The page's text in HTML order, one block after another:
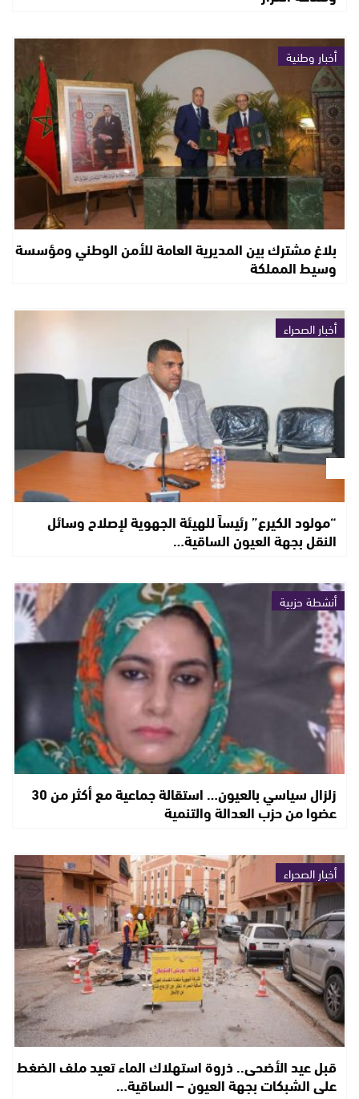
أخبار وطنية
بلاغ مشترك بين المديرية العامة للأمن الوطني ومؤسسة
وسيط المملكة
أخبار الصحراء
“مولود الكيرع” رئيساً للهيئة الجهوية لإصلاح وسائل
النقل بجهة العيون الساقية…
أنشطة حزبية
زلزال سياسي بالعيون… استقالة جماعية مع أكثر من 30
عضوا من حزب العدالة والتنمية
أخبار الصحراء
قبل عيد الأضحى.. ذروة استهلاك الماء تعيد ملف الضغط
على الشبكات بجهة العيون – الساقية…